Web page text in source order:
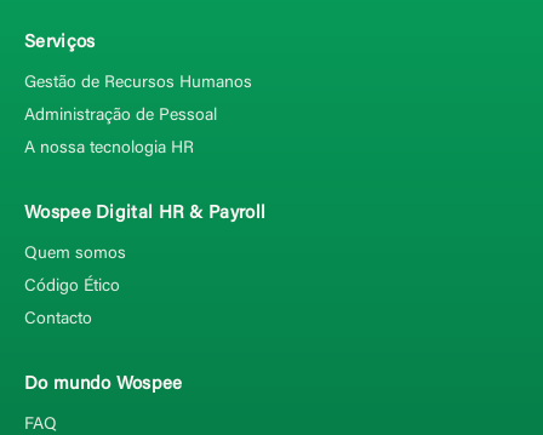
Serviços
Gestão de Recursos Humanos
Administração de Pessoal
A nossa tecnologia HR
Wospee Digital HR & Payroll
Quem somos
Código Ético
Contacto
Do mundo Wospee
FAQ